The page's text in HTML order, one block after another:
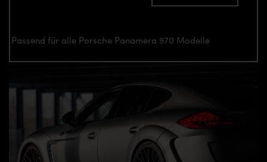
Passend für alle Porsche Panamera 970 Modelle